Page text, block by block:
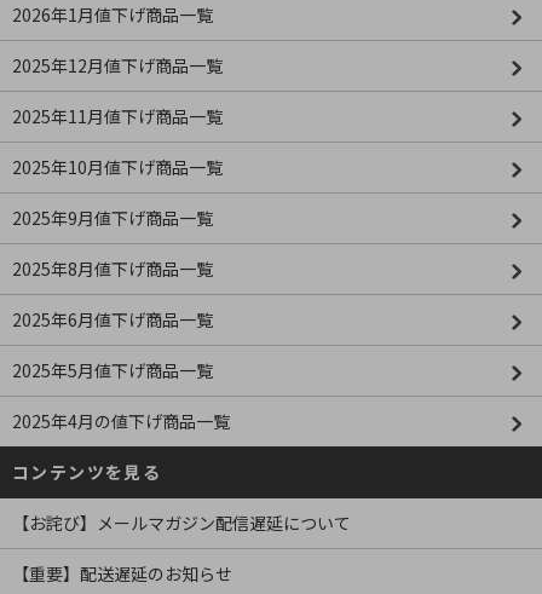
2026年1月値下げ商品一覧
2025年12月値下げ商品一覧
2025年11月値下げ商品一覧
2025年10月値下げ商品一覧
2025年9月値下げ商品一覧
2025年8月値下げ商品一覧
2025年6月値下げ商品一覧
2025年5月値下げ商品一覧
2025年4月の値下げ商品一覧
コンテンツを見る
【お詫び】メールマガジン配信遅延について
【重要】配送遅延のお知らせ